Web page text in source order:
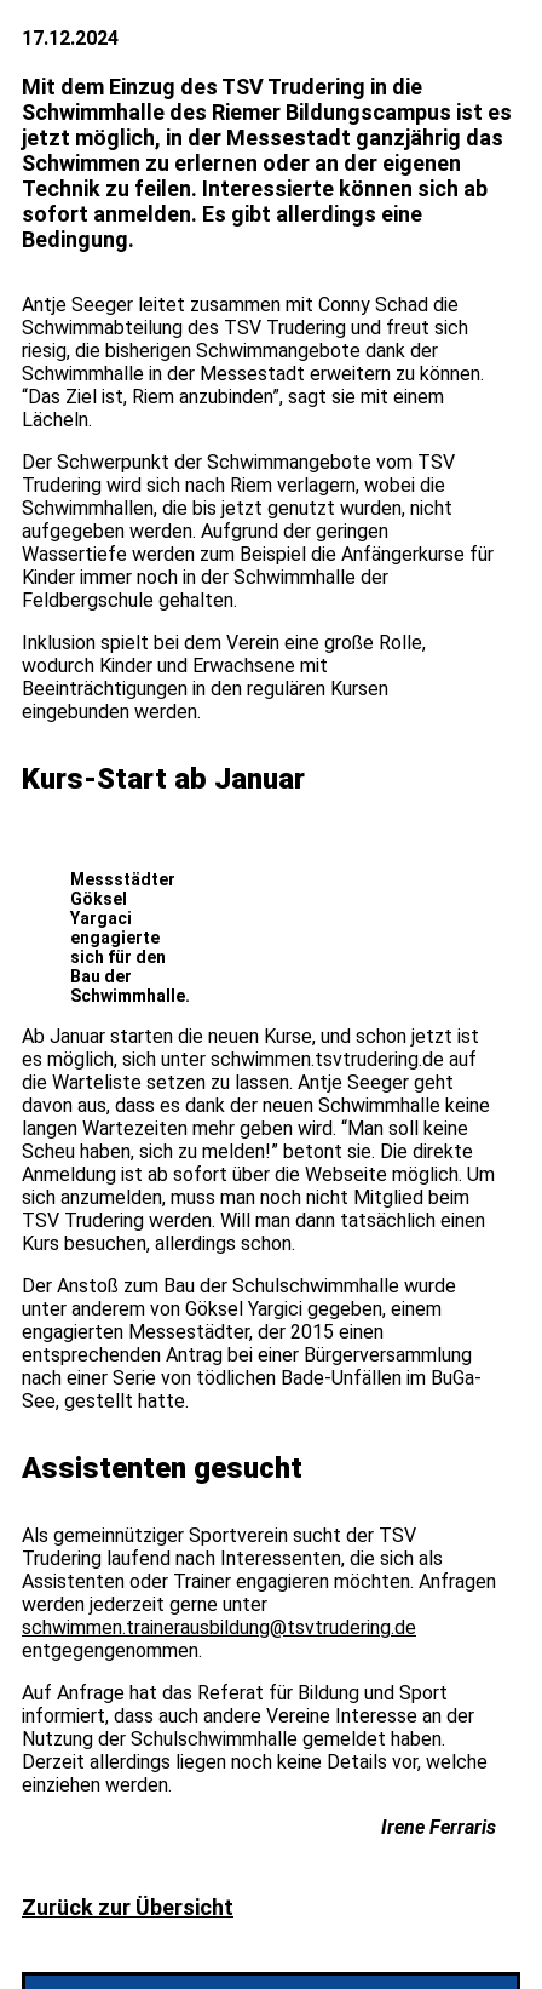
17.12.2024
Mit dem Einzug des TSV Trudering in die
Schwimmhalle des Riemer Bildungscampus ist es
jetzt möglich, in der Messestadt ganzjährig das
Schwimmen zu erlernen oder an der eigenen
Technik zu feilen. Interessierte können sich ab
sofort anmelden. Es gibt allerdings eine
Bedingung.
Antje Seeger leitet zusammen mit Conny Schad die
Schwimmabteilung des TSV Trudering und freut sich
riesig, die bisherigen Schwimmangebote dank der
Schwimmhalle in der Messestadt erweitern zu können.
“Das Ziel ist, Riem anzubinden”, sagt sie mit einem
Lächeln.
Der Schwerpunkt der Schwimmangebote vom TSV
Trudering wird sich nach Riem verlagern, wobei die
Schwimmhallen, die bis jetzt genutzt wurden, nicht
aufgegeben werden. Aufgrund der geringen
Wassertiefe werden zum Beispiel die Anfängerkurse für
Kinder immer noch in der Schwimmhalle der
Feldbergschule gehalten.
Inklusion spielt bei dem Verein eine große Rolle,
wodurch Kinder und Erwachsene mit
Beeinträchtigungen in den regulären Kursen
eingebunden werden.
Kurs-Start ab Januar
Messstädter
Göksel
Yargaci
engagierte
sich für den
Bau der
Schwimmhalle.
Ab Januar starten die neuen Kurse, und schon jetzt ist
es möglich, sich unter schwimmen.tsvtrudering.de auf
die Warteliste setzen zu lassen. Antje Seeger geht
davon aus, dass es dank der neuen Schwimmhalle keine
langen Wartezeiten mehr geben wird. “Man soll keine
Scheu haben, sich zu melden!” betont sie. Die direkte
Anmeldung ist ab sofort über die Webseite möglich. Um
sich anzumelden, muss man noch nicht Mitglied beim
TSV Trudering werden. Will man dann tatsächlich einen
Kurs besuchen, allerdings schon.
Der Anstoß zum Bau der Schulschwimmhalle wurde
unter anderem von Göksel Yargici gegeben, einem
engagierten Messestädter, der 2015 einen
entsprechenden Antrag bei einer Bürgerversammlung
nach einer Serie von tödlichen Bade-Unfällen im BuGa-
See, gestellt hatte.
Assistenten gesucht
Als gemeinnütziger Sportverein sucht der TSV
Trudering laufend nach Interessenten, die sich als
Assistenten oder Trainer engagieren möchten. Anfragen
werden jederzeit gerne unter
schwimmen.trainerausbildung@tsvtrudering.de
entgegengenommen.
Auf Anfrage hat das Referat für Bildung und Sport
informiert, dass auch andere Vereine Interesse an der
Nutzung der Schulschwimmhalle gemeldet haben.
Derzeit allerdings liegen noch keine Details vor, welche
einziehen werden.
Irene Ferraris
Zurück zur Übersicht